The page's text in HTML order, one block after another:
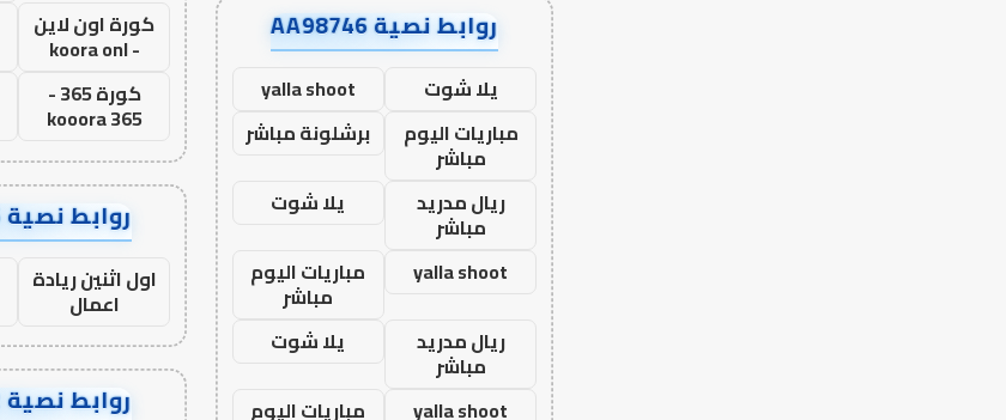
روابط نصية AA98746
يلا شوت
yalla shoot
مباريات اليوم
مباشر
برشلونة مباشر
ريال مدريد
مباشر
يلا شوت
yalla shoot
مباريات اليوم
مباشر
ريال مدريد
مباشر
يلا شوت
yalla shoot
مباريات اليوم
كورة اون لاين
- koora onl
كورة 365 -
kooora 365
روابط نصية AA38045
اول اثنين ريادة
اعمال
روابط نصية AA86842